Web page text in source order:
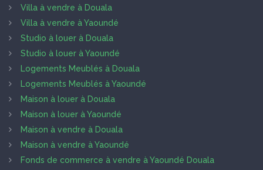
Villa à vendre à Douala
Villa à vendre à Yaoundé
Studio à louer à Douala
Studio à louer à Yaoundé
Logements Meublés à Douala
Logements Meublés à Yaoundé
Maison à louer à Douala
Maison à louer à Yaoundé
Maison à vendre à Douala
Maison à vendre à Yaoundé
Fonds de commerce à vendre à Yaoundé Douala